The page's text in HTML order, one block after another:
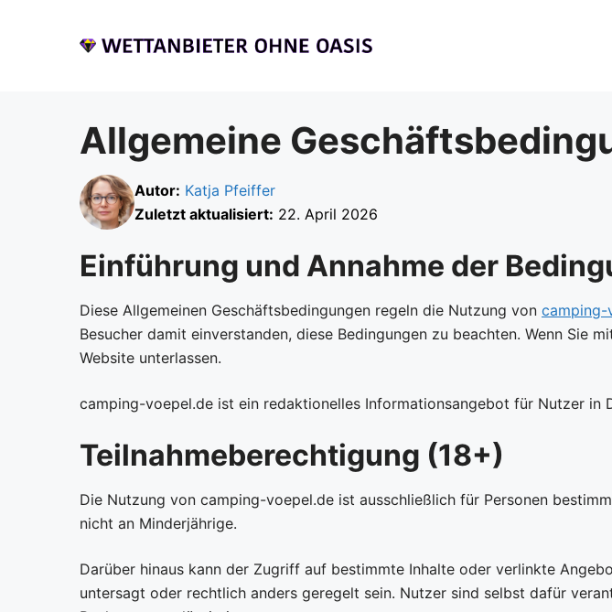
Allgemeine
Autor: Katja Pfeiffer
Zuletzt aktualisiert: 22. April 2026
Einführung und Annahme der
Diese Allgemeinen Geschäftsbedingungen regeln die Nutzung von camping-
Besucher damit einverstanden, diese Bedingungen zu beachten. Wenn Sie
Website unterlassen.
camping-voepel.de ist ein redaktionelles Informationsangebot für Nutzer in
Teilnahmeberechtigung (18+)
Die Nutzung von camping-voepel.de ist ausschließlich für Personen
nicht an Minderjährige.
Darüber hinaus kann der Zugriff auf bestimmte Inhalte oder verlinkte
untersagt oder rechtlich anders geregelt sein. Nutzer sind selbst dafür